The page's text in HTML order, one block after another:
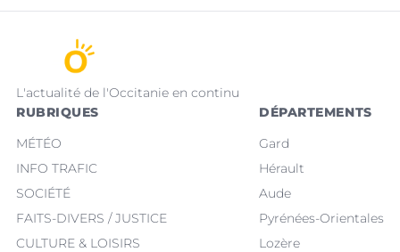
L'actualité de l'Occitanie en continu
RUBRIQUES
MÉTÉO
INFO TRAFIC
SOCIÉTÉ
FAITS-DIVERS / JUSTICE
CULTURE & LOISIRS
DÉPARTEMENTS
Gard
Hérault
Aude
Pyrénées-Orientales
Lozère